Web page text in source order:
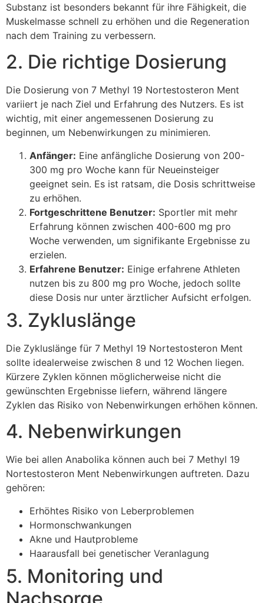
Substanz ist besonders bekannt für ihre Fähigkeit, die
Muskelmasse schnell zu erhöhen und die Regeneration
nach dem Training zu verbessern.
2. Die richtige Dosierung
Die Dosierung von 7 Methyl 19 Nortestosteron Ment
variiert je nach Ziel und Erfahrung des Nutzers. Es ist
wichtig, mit einer angemessenen Dosierung zu
beginnen, um Nebenwirkungen zu minimieren.
Anfänger: Eine anfängliche Dosierung von 200-
300 mg pro Woche kann für Neueinsteiger
geeignet sein. Es ist ratsam, die Dosis schrittweise
zu erhöhen.
Fortgeschrittene Benutzer: Sportler mit mehr
Erfahrung können zwischen 400-600 mg pro
Woche verwenden, um signifikante Ergebnisse zu
erzielen.
Erfahrene Benutzer: Einige erfahrene Athleten
nutzen bis zu 800 mg pro Woche, jedoch sollte
diese Dosis nur unter ärztlicher Aufsicht erfolgen.
3. Zykluslänge
Die Zykluslänge für 7 Methyl 19 Nortestosteron Ment
sollte idealerweise zwischen 8 und 12 Wochen liegen.
Kürzere Zyklen können möglicherweise nicht die
gewünschten Ergebnisse liefern, während längere
Zyklen das Risiko von Nebenwirkungen erhöhen können.
4. Nebenwirkungen
Wie bei allen Anabolika können auch bei 7 Methyl 19
Nortestosteron Ment Nebenwirkungen auftreten. Dazu
gehören:
Erhöhtes Risiko von Leberproblemen
Hormonschwankungen
Akne und Hautprobleme
Haarausfall bei genetischer Veranlagung
5. Monitoring und
Nachsorge